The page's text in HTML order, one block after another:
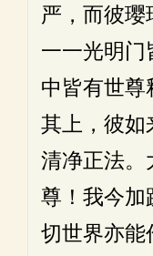
严，而彼璎
一一光明门
中皆有世尊
其上，彼如
清净正法。
尊！我今加
切世界亦能